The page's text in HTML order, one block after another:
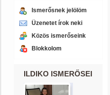
Ismerősnek jelölöm
Üzenetet írok neki
Közös ismerőseink
Blokkolom
ILDIKO ISMERŐSEI